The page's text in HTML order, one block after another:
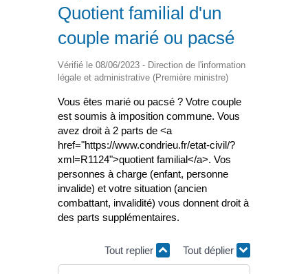
Quotient familial d'un
couple marié ou pacsé
Vérifié le 08/06/2023 - Direction de l'information
légale et administrative (Première ministre)
Vous êtes marié ou pacsé ? Votre couple
est soumis à imposition commune. Vous
avez droit à 2 parts de <a
href="https://www.condrieu.fr/etat-civil/?
xml=R1124">quotient familial</a>. Vos
personnes à charge (enfant, personne
invalide) et votre situation (ancien
combattant, invalidité) vous donnent droit à
des parts supplémentaires.
Tout replier Tout déplier